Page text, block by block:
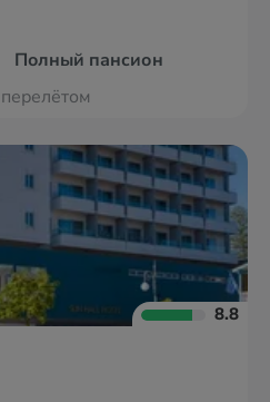
Полный пансион
8.8